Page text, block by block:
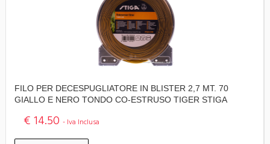
FILO PER DECESPUGLIATORE IN BLISTER 2,7 MT. 70
GIALLO E NERO TONDO CO-ESTRUSO TIGER STIGA
€ 14.50 - Iva Inclusa